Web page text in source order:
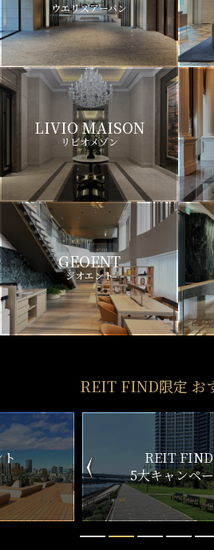
ウエリスアーバン
LIVIO MAISON
リビオメゾン
GEOENT
ジオエント
REIT FIND限定 お
ン
リアルタイム
更新一覧チェ